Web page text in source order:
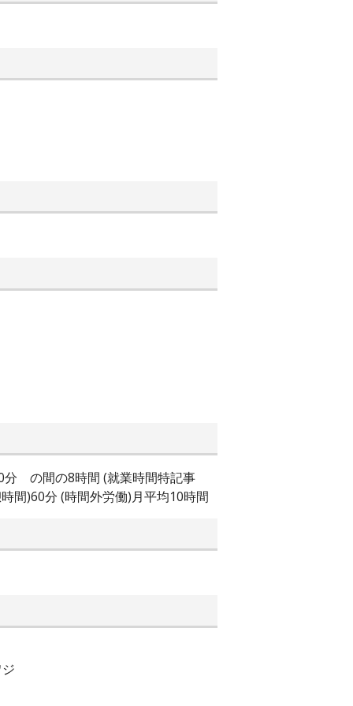
の間の8時間 (就業時間特記事
間)60分 (時間外労働)月平均10時間